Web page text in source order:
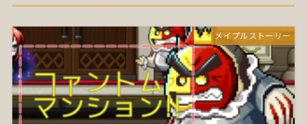
メイプルストーリー